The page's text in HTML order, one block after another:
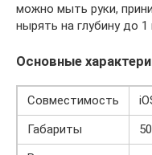
можно мыть руки,
нырять на глубину до 1
Основные
Совместимость
Габариты